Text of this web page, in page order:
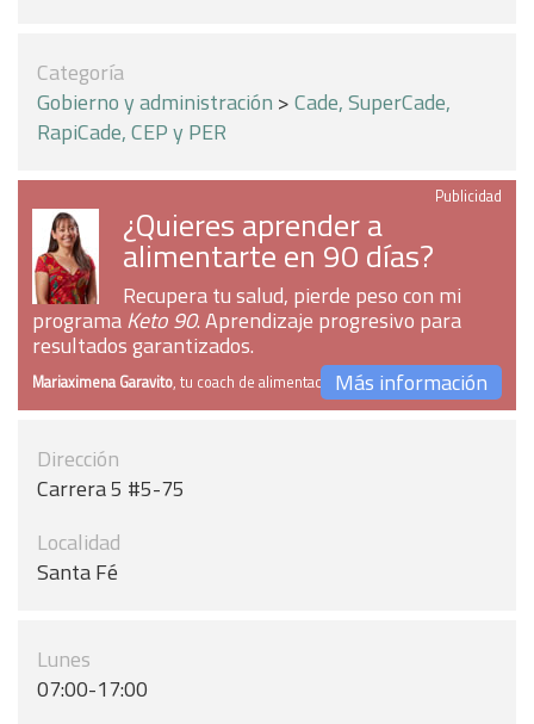
Categoría
Gobierno y administración >Cade, SuperCade,
RapiCade, CEP y PER
Publicidad
¿Quieres aprender a
alimentarte en 90 días?
Recupera tu salud, pierde peso con mi
programaKeto 90. Aprendizaje progresivo para
resultados garantizados.
Mariaximena Garavito, tu coach de alimentaciónMás información
Dirección
Carrera 5 #5-75
Localidad
Santa Fé
Lunes
07:00-17:00